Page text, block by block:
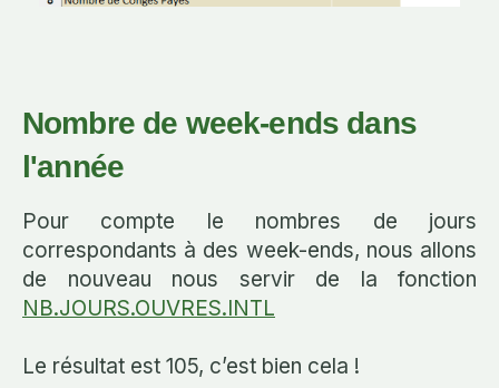
Nombre de week-ends dans
l'année
Pour compte le nombres de jours
correspondants à des week-ends, nous allons
de nouveau nous servir de la fonction
NB.JOURS.OUVRES.INTL
Le résultat est 105, c’est bien cela !